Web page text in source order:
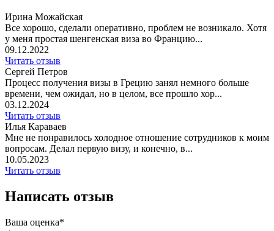
Ирина Можайская
Все хорошо, сделали оперативно, проблем не возникало. Хотя
у меня простая шенгенская виза во Францию...
09.12.2022
Читать отзыв
Сергей Петров
Процесс получения визы в Грецию занял немного больше
времени, чем ожидал, но в целом, все прошло хор...
03.12.2024
Читать отзыв
Илья Караваев
Мне не понравилось холодное отношение сотрудников к моим
вопросам. Делал первую визу, и конечно, в...
10.05.2023
Читать отзыв
Написать отзыв
Ваша оценка*